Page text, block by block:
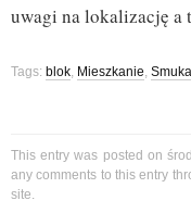
uwagi na lokalizację a
Tags: blok, Mieszkanie,
This entry was posted on
any comments to this entry
site.